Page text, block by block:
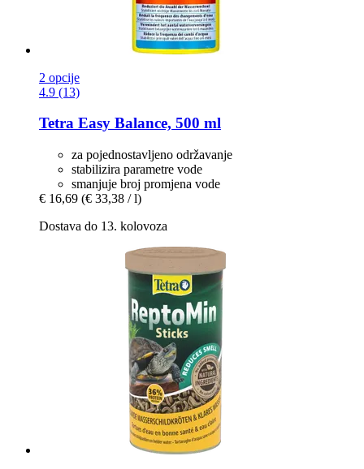
2 opcije
4.9 (13)
Tetra Easy Balance, 500 ml
za pojednostavljeno održavanje
stabilizira parametre vode
smanjuje broj promjena vode
€ 16,69 (€ 33,38 / l)
Dostava do 13. kolovoza